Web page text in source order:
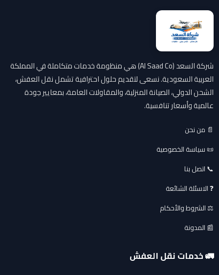
شركة السعد (Al Saad Co) هي منظومة خدمات متكاملة في المملكة
العربية السعودية. نسعى لتقديم حلول احترافية تشمل نقل العفش،
الشحن الدولي، الصيانة المنزلية، والمقاولات العامة، بمعايير جودة
عالمية وأسعار تنافسية.
📄 من نحن
📜 سياسة الخصوصية
📞 اتصل بنا
❓ الاسئلة الشائعة
⚖️ الشروط والأحكام
📰 المدونة
🚛 خدمات نقل العفش